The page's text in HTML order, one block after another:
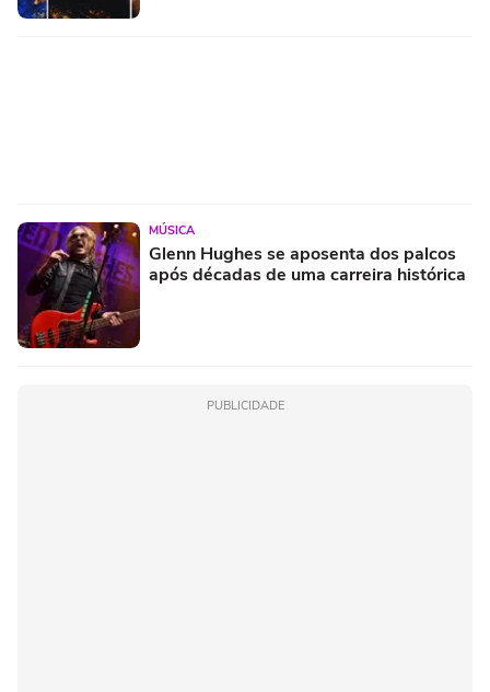
MÚSICA
Glenn Hughes se aposenta dos palcos
após décadas de uma carreira histórica
PUBLICIDADE